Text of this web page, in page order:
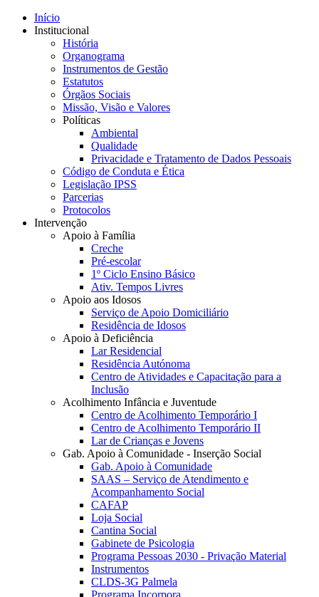
Início
Institucional
História
Organograma
Instrumentos de Gestão
Estatutos
Órgãos Sociais
Missão, Visão e Valores
Políticas
Ambiental
Qualidade
Privacidade e Tratamento de Dados Pessoais
Código de Conduta e Ética
Legislação IPSS
Parcerias
Protocolos
Intervenção
Apoio à Família
Creche
Pré-escolar
1º Ciclo Ensino Básico
Ativ. Tempos Livres
Apoio aos Idosos
Serviço de Apoio Domiciliário
Residência de Idosos
Apoio à Deficiência
Lar Residencial
Residência Autónoma
Centro de Atividades e Capacitação para a
Inclusão
Acolhimento Infância e Juventude
Centro de Acolhimento Temporário I
Centro de Acolhimento Temporário II
Lar de Crianças e Jovens
Gab. Apoio à Comunidade - Inserção Social
Gab. Apoio à Comunidade
SAAS – Serviço de Atendimento e
Acompanhamento Social
CAFAP
Loja Social
Cantina Social
Gabinete de Psicologia
Programa Pessoas 2030 - Privação Material
Instrumentos
CLDS-3G Palmela
Programa Incorpora